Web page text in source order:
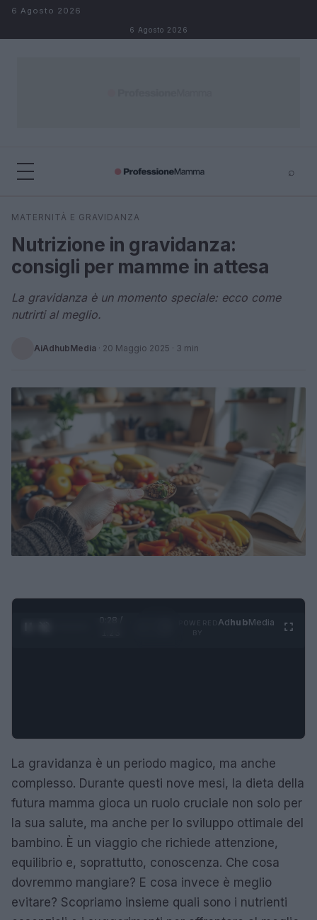
Salta al contenuto
6 Agosto 2026
6 Agosto 2026
⌕
Cerca
MATERNITÀ E GRAVIDANZA
Nutrizione in gravidanza:
consigli per mamme in attesa
La gravidanza è un momento speciale: ecco come
nutrirti al meglio.
AiAdhubMedia · 20 Maggio 2025 · 3 min
0:28 /
AdhubMedia
La gravidanza è un periodo magico, ma anche
complesso. Durante questi nove mesi, la dieta della
futura mamma gioca un ruolo cruciale non solo per
la sua salute, ma anche per lo sviluppo ottimale del
bambino. È un viaggio che richiede attenzione,
equilibrio e, soprattutto, conoscenza. Che cosa
dovremmo mangiare? E cosa invece è meglio
evitare? Scopriamo insieme quali sono i nutrienti